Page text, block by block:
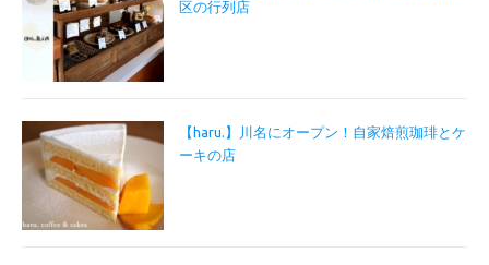
区の行列店
【haru.】川名にオープン！自家焙煎珈琲とケ
ーキの店